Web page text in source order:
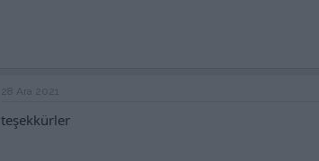
28 Ara 2021
teşekkürler